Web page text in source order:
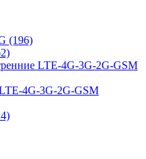
(196)
LTE-4G-3G-2G-GSM
4G-3G-2G-GSM